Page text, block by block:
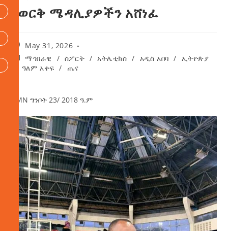
የወርቅ ሜዳሊያዎችን አሸነፈ
May 31, 2026
ማኅበራዊ
/ ስፖርት / አትሌቲክስ / አዲስ አበባ / ኢትዮጵያ
ዓለም አቀፍ / ጤና
AMN ግንቦት 23/ 2018 ዓ.ም